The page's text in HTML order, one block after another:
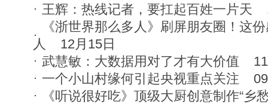
王辉：热线记者，要扛起百姓一片天
《浙世界那么多人》刷屏朋友圈！这
人
12月15日
武慧敏：大数据用对了才有大价值
一个小山村缘何引起央视重点关注
《听说很好吃》顶级大厨创意制作“乡